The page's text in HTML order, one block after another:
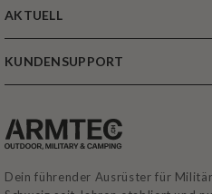
AKTUELL
KUNDENSUPPORT
Dein führender Ausrüster für